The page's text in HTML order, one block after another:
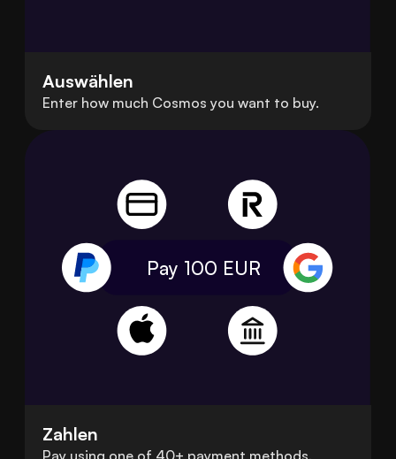
Auswählen
Enter how much Cosmos you want to buy.
Pay 100 EUR
Zahlen
Pay using one of 40+ payment methods.